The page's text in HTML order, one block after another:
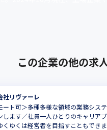
この企業の他の求
社リヴァーレ
ート可＞多種多様な領域の業務シス
します／社員一人ひとりのキャリア
くゆくは経営者を目指すこともでき